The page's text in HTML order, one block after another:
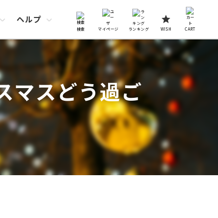
ヘルプ
検索 マイページ ランキング WISH CART
マスどう過ご